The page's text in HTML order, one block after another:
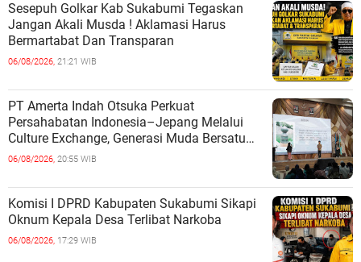
Sesepuh Golkar Kab Sukabumi Tegaskan
Jangan Akali Musda ! Aklamasi Harus
Bermartabat Dan Transparan
06/08/2026, 21:21 WIB
PT Amerta Indah Otsuka Perkuat
Persahabatan Indonesia–Jepang Melalui
Culture Exchange, Generasi Muda Bersatu
Wujudkan Masa Depan Berkelanjutan
06/08/2026, 20:55 WIB
Komisi I DPRD Kabupaten Sukabumi Sikapi
Oknum Kepala Desa Terlibat Narkoba
06/08/2026, 17:29 WIB